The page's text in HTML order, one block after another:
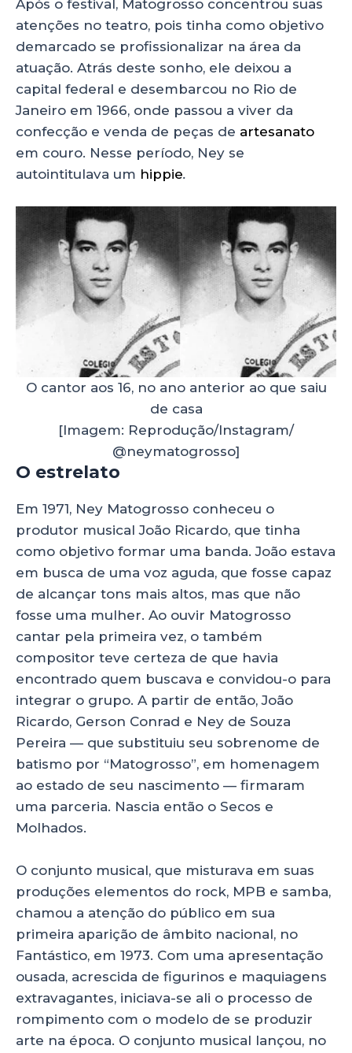
Após o festival, Matogrosso concentrou suas
atenções no teatro, pois tinha como objetivo
demarcado se profissionalizar na área da
atuação. Atrás deste sonho, ele deixou a
capital federal e desembarcou no Rio de
Janeiro em 1966, onde passou a viver da
confecção e venda de peças de artesanato
em couro. Nesse período, Ney se
autointitulava um hippie.
O cantor aos 16, no ano anterior ao que saiu
de casa
[Imagem: Reprodução/Instagram/
@neymatogrosso]
O estrelato
Em 1971, Ney Matogrosso conheceu o
produtor musical João Ricardo, que tinha
como objetivo formar uma banda. João estava
em busca de uma voz aguda, que fosse capaz
de alcançar tons mais altos, mas que não
fosse uma mulher. Ao ouvir Matogrosso
cantar pela primeira vez, o também
compositor teve certeza de que havia
encontrado quem buscava e convidou-o para
integrar o grupo. A partir de então, João
Ricardo, Gerson Conrad e Ney de Souza
Pereira — que substituiu seu sobrenome de
batismo por “Matogrosso”, em homenagem
ao estado de seu nascimento — firmaram
uma parceria. Nascia então o Secos e
Molhados.
O conjunto musical, que misturava em suas
produções elementos do rock, MPB e samba,
chamou a atenção do público em sua
primeira aparição de âmbito nacional, no
Fantástico, em 1973. Com uma apresentação
ousada, acrescida de figurinos e maquiagens
extravagantes, iniciava-se ali o processo de
rompimento com o modelo de se produzir
arte na época. O conjunto musical lançou, no